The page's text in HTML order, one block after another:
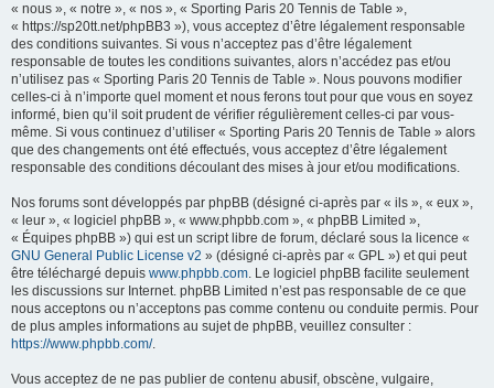
« nous », « notre », « nos », « Sporting Paris 20 Tennis de Table »,
« https://sp20tt.net/phpBB3 »), vous acceptez d’être légalement responsable
des conditions suivantes. Si vous n’acceptez pas d’être légalement
responsable de toutes les conditions suivantes, alors n’accédez pas et/ou
n’utilisez pas « Sporting Paris 20 Tennis de Table ». Nous pouvons modifier
celles-ci à n’importe quel moment et nous ferons tout pour que vous en soyez
informé, bien qu’il soit prudent de vérifier régulièrement celles-ci par vous-
même. Si vous continuez d’utiliser « Sporting Paris 20 Tennis de Table » alors
que des changements ont été effectués, vous acceptez d’être légalement
responsable des conditions découlant des mises à jour et/ou modifications.
Nos forums sont développés par phpBB (désigné ci-après par « ils », « eux »,
« leur », « logiciel phpBB », « www.phpbb.com », « phpBB Limited »,
« Équipes phpBB ») qui est un script libre de forum, déclaré sous la licence «
GNU General Public License v2 » (désigné ci-après par « GPL ») et qui peut
être téléchargé depuis www.phpbb.com. Le logiciel phpBB facilite seulement
les discussions sur Internet. phpBB Limited n’est pas responsable de ce que
nous acceptons ou n’acceptons pas comme contenu ou conduite permis. Pour
de plus amples informations au sujet de phpBB, veuillez consulter :
https://www.phpbb.com/.
Vous acceptez de ne pas publier de contenu abusif, obscène, vulgaire,